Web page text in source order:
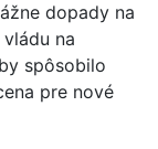
dopady na
na
spôsobilo
pre nové